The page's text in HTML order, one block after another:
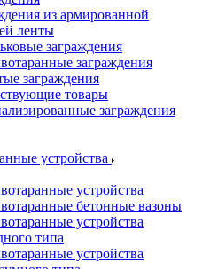
из армированной
ленты
заграждения
заграждения
заграждения
товары
заграждения
устройства
устройства
бетонные вазоны
устройства
типа
устройства